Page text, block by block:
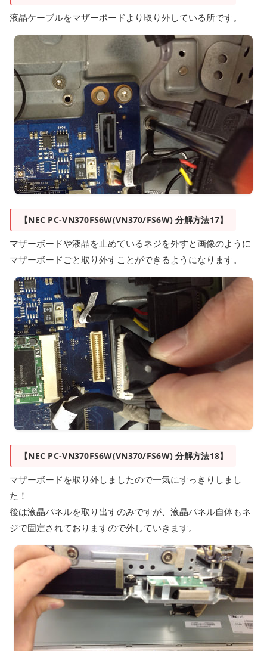
液晶ケーブルをマザーボードより取り外している所です。
【NEC PC-VN370FS6W(VN370/FS6W) 分解方法17】
マザーボードや液晶を止めているネジを外すと画像のように
マザーボードごと取り外すことができるようになります。
【NEC PC-VN370FS6W(VN370/FS6W) 分解方法18】
マザーボードを取り外しましたので一気にすっきりしまし
た！
後は液晶パネルを取り出すのみですが、液晶パネル自体もネ
ジで固定されておりますので外していきます。